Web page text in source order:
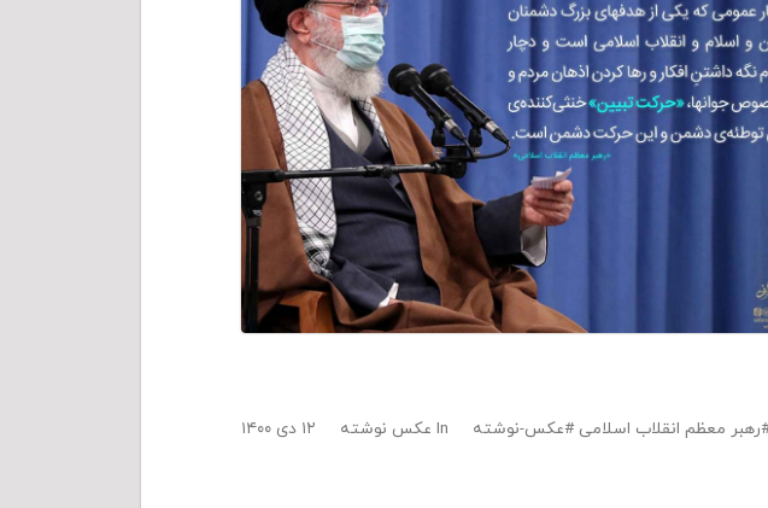
۱۲ دی ۱۴۰۰ In عکس نوشته رهبر معظم انقلاب اسلامی عکس-نوشته